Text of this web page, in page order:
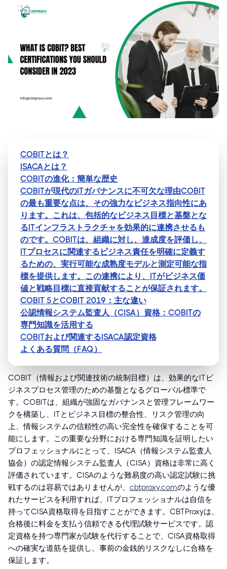
COBITとは？
ISACAとは？
COBITの進化：簡単な歴史
COBITが現代のITガバナンスに不可欠な理由COBIT
の最も重要な点は、その強力なビジネス指向性にあ
ります。これは、包括的なビジネス目標と基盤とな
るITインフラストラクチャを効果的に連携させるも
のです。COBITは、組織に対し、達成度を評価し、
ITプロセスに関連するビジネス責任を明確に定義す
るための、実行可能な成熟度モデルと測定可能な指
標を提供します。この連携により、ITがビジネス価
値と戦略目標に直接貢献することが保証されます。
COBIT 5とCOBIT 2019：主な違い
公認情報システム監査人（CISA）資格：COBITの
専門知識を活用する
COBITおよび関連するISACA認定資格
よくある質問（FAQ）
COBIT（情報および関連技術の統制目標）は、効果的なITビ
ジネスプロセス管理のための基盤となるグローバル標準で
す。COBITは、組織が強固なガバナンスと管理フレームワー
クを構築し、ITとビジネス目標の整合性、リスク管理の向
上、情報システムの信頼性の高い完全性を確保することを可
能にします。この重要な分野における専門知識を証明したい
プロフェッショナルにとって、ISACA（情報システム監査人
協会）の認定情報システム監査人（CISA）資格は非常に高く
評価されています。CISAのような難易度の高い認定試験に挑
戦するのは容易ではありませんが、 cbtproxy.comのような優
れたサービスを利用すれば、ITプロフェッショナルは自信を
持ってCISA資格取得を目指すことができます。CBTProxyは、
合格後に料金を支払う信頼できる代理試験サービスです。認
定資格を持つ専門家が試験を代行することで、CISA資格取得
への確実な道筋を提供し、事前の金銭的リスクなしに合格を
保証します。